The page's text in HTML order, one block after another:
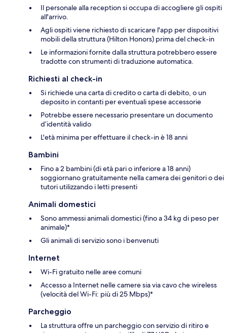
Il personale alla reception si occupa di accogliere gli ospiti
all'arrivo.
Agli ospiti viene richiesto di scaricare l'app per dispositivi
mobili della struttura (Hilton Honors) prima del check-in
Le informazioni fornite dalla struttura potrebbero essere
tradotte con strumenti di traduzione automatica.
Richiesti al check-in
Si richiede una carta di credito o carta di debito, o un
deposito in contanti per eventuali spese accessorie
Potrebbe essere necessario presentare un documento
d’identità valido
L'età minima per effettuare il check-in è 18 anni
Bambini
Fino a 2 bambini (di età pari o inferiore a 18 anni)
soggiornano gratuitamente nella camera dei genitori o dei
tutori utilizzando i letti presenti
Animali domestici
Sono ammessi animali domestici (fino a 34 kg di peso per
animale)*
Gli animali di servizio sono i benvenuti
Internet
Wi-Fi gratuito nelle aree comuni
Accesso a Internet nelle camere sia via cavo che wireless
(velocità del Wi-Fi: più di 25 Mbps)*
Parcheggio
La struttura offre un parcheggio con servizio di ritiro e